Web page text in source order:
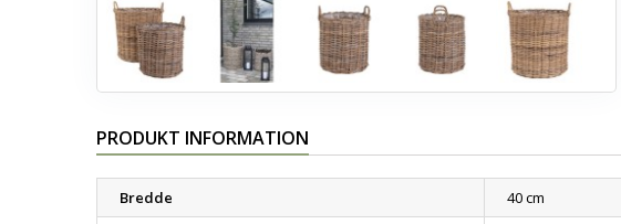
PRODUKT INFORMATION
Bredde
40 cm